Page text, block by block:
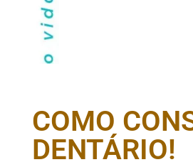
COMO
DENTÁRIO!